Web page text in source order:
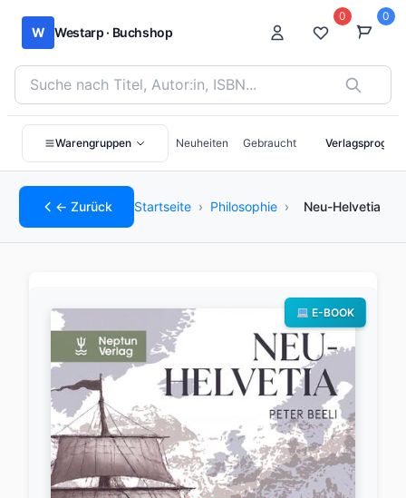
W Westarp · Buchshop
Bücher suchen nach Titel, Autor:in oder ISBN
0 0
Warengruppen Neuheiten Gebraucht
← Zurück Startseite › Philosophie › Neu-Helvetia
E-BOOK